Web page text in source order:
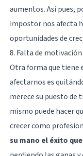
aumentos. Así pues,
impostor nos afecta
oportunidades de
8. Falta de motivación
Otra forma que tiene
afectarnos es
merece su puesto de
mismo puede hacer
crecer como
su mano el éxito